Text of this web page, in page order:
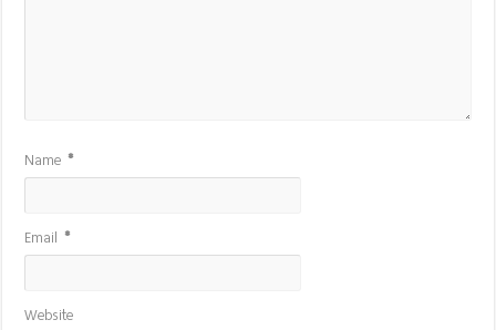
Name*
Email*
Website